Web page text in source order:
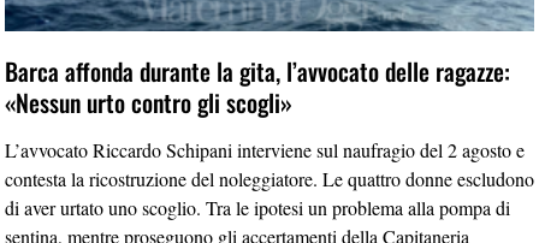
Barca affonda durante la gita, l’avvocato delle ragazze:
«Nessun urto contro gli scogli»
L’avvocato Riccardo Schipani interviene sul naufragio del 2 agosto e
contesta la ricostruzione del noleggiatore. Le quattro donne escludono
di aver urtato uno scoglio. Tra le ipotesi un problema alla pompa di
sentina, mentre proseguono gli accertamenti della Capitaneria